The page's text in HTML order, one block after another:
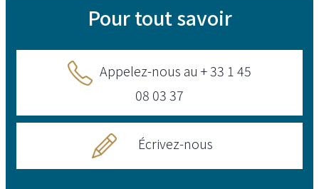
Pour tout savoir
Écrivez-nous
Appelez-nous au + 33 1 45
08 03 37